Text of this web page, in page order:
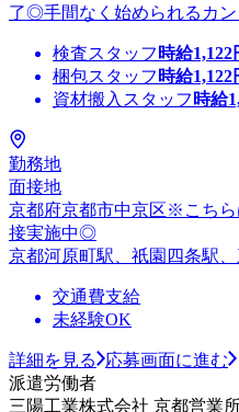
了◎手間なく始められるカン
検査スタッフ 時給1,122
梱包スタッフ 時給1,122
資材搬入スタッフ 時給
勤務地
面接地
京都府京都市中京区※こち
接実施中◎
京都河原町駅、祇園四条駅
交通費支給
未経験OK
詳細を見る
応募画面に進む
派遣労働者
三陽工業株式会社 京都営業